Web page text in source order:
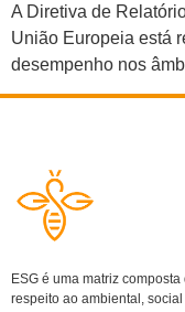
A Diretiva de
União Europeia está
desempenho nos
ESG é uma matriz
respeito ao ambiental,